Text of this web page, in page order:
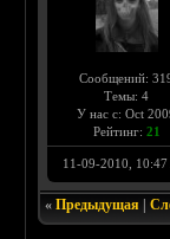
Сообщений:
Темы: 4
У нас с: Oct
Рейтинг: 21
11-09-2010,
«Предыдущая |